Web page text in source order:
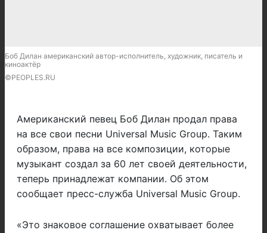
Боб Дилан американский автор-исполнитель, художник, писатель и
киноактёр
©PEOPLES.RU
Американский певец Боб Дилан продал права
на все свои песни Universal Music Group. Таким
образом, права на все композиции, которые
музыкант создал за 60 лет своей деятельности,
теперь принадлежат компании. Об этом
сообщает пресс-служба Universal Music Group.
«Это знаковое соглашение охватывает более